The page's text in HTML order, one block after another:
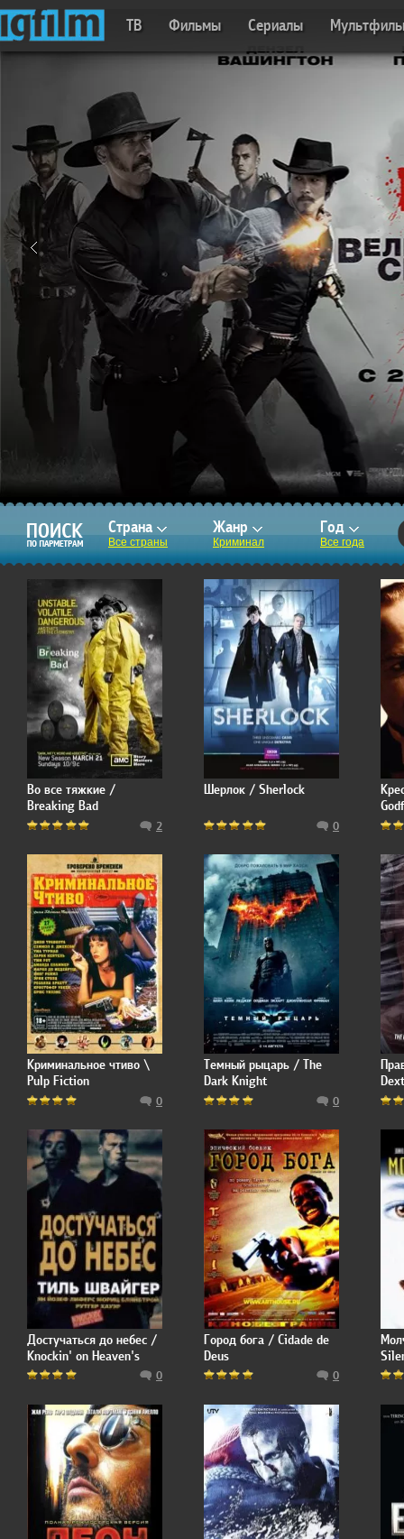
ТВ Фильмы Сериалы
Страна
Все страны
Жанр
Криминал
Год
Все года
Во все тяжкие /
Breaking Bad
2
Шерлок / Sherlock
0
Криминальное чтиво \
Pulp Fiction
0
Темный рыцарь / The
Dark Knight
0
Достучаться до небес /
Knockin' on Heaven's
Door
0
Город бога / Cidade de
Deus
0